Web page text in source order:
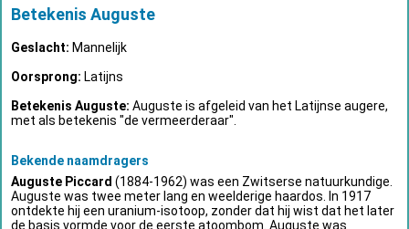
Betekenis Auguste
Geslacht: Mannelijk
Oorsprong: Latijns
Betekenis Auguste: Auguste is afgeleid van het Latijnse augere,
met als betekenis "de vermeerderaar".
Bekende naamdragers
Auguste Piccard (1884-1962) was een Zwitserse natuurkundige.
Auguste was twee meter lang en weelderige haardos. In 1917
ontdekte hij een uranium-isotoop, zonder dat hij wist dat het later
de basis vormde voor de eerste atoombom. Auguste was